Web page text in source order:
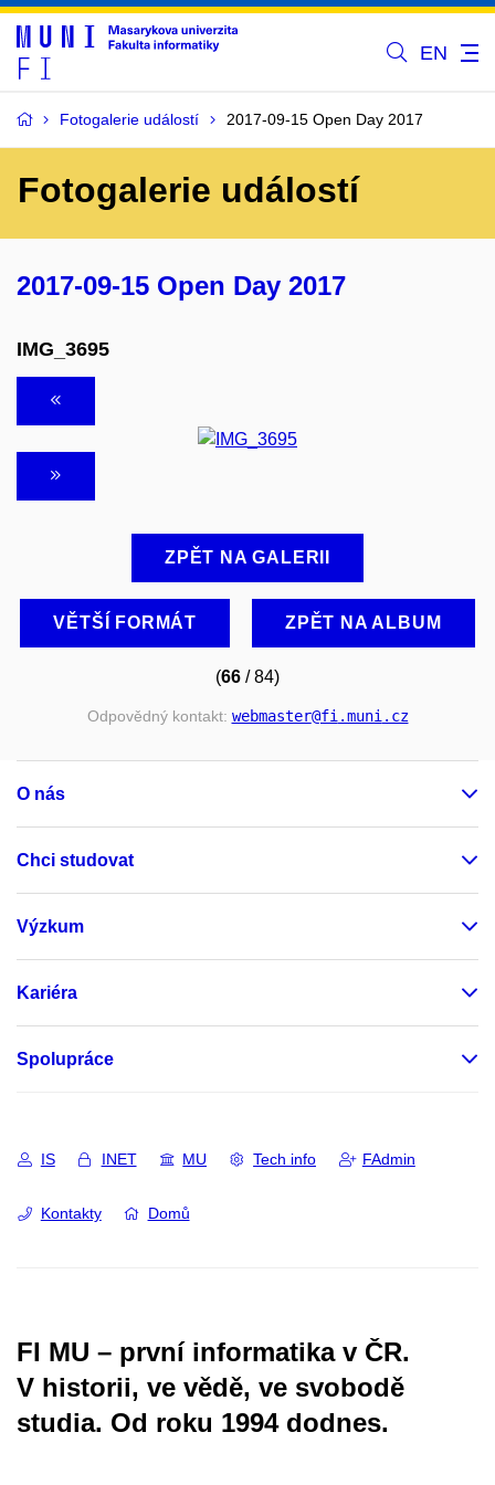
EN
Fotogalerie událostí 2017-09-15 Open Day 2017
Fotogalerie událostí
2017-09-15 Open Day 2017
IMG_3695
ZPĚT NA GALERII
VĚTŠÍ FORMÁT ZPĚT NA ALBUM
(66 / 84)
Odpovědný kontakt: webmaster@fi.muni.cz
O nás
Chci studovat
Výzkum
Kariéra
Spolupráce
IS INET MU Tech info FAdmin
Kontakty Domů
FI MU – první informatika v ČR.
V historii, ve vědě, ve svobodě
studia. Od roku 1994 dodnes.